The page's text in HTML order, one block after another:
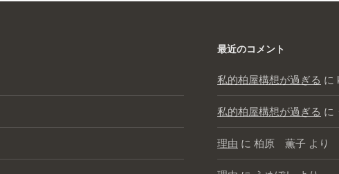
最近のコメント
私的柏屋構想が過ぎる に
私的柏屋構想が過ぎる に
理由 に 柏原 薫子 より